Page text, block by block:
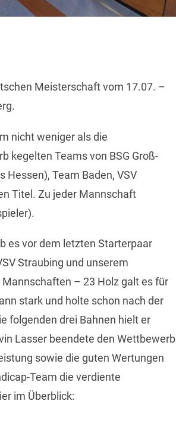
Meisterschaft vom 17.07. –
nicht weniger als die
kegelten Teams von BSG Groß-
Hessen), Team Baden, VSV
Titel. Zu jeder Mannschaft
es vor dem letzten Starterpaar
Straubing und unserem
– 23 Holz galt es für
stark und holte schon nach der
folgenden drei Bahnen hielt er
Lasser beendete den Wettbewerb
sowie die guten Wertungen
Team die verdiente
im Überblick: